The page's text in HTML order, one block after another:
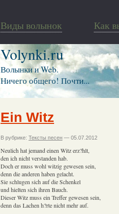
Виды волынок Как
Volynki.ru
Волынки и Web.
Ничего общего! Почти...
Ein Witz
В рубрике: Тексты песен — 05.07.2012
Neulich hat jemand einen Witz erz?hlt,
den ich nicht verstanden hab.
Doch er muss wohl witzig gewesen sein,
denn die anderen haben gelacht.
Sie schlugen sich auf die Schenkel
und hielten sich ihren Bauch.
Dieser Witz muss ein Treffer gewesen sein,
denn das Lachen h?rte nicht mehr auf.